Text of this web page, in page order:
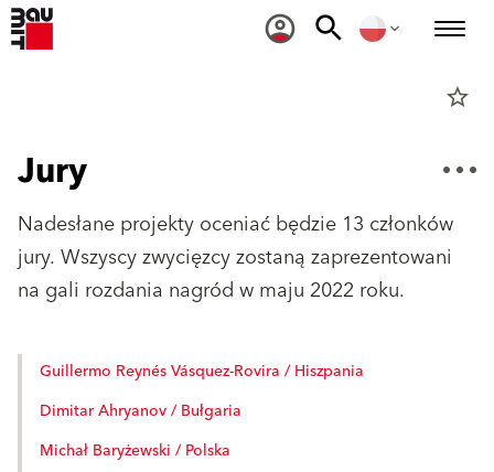
star_border
Jury
Nadesłane projekty oceniać będzie 13 członków
jury. Wszyscy zwycięzcy zostaną zaprezentowani
na gali rozdania nagród w maju 2022 roku.
Guillermo Reynés Vásquez-Rovira / Hiszpania
Dimitar Ahryanov / Bułgaria
Michał Baryżewski / Polska